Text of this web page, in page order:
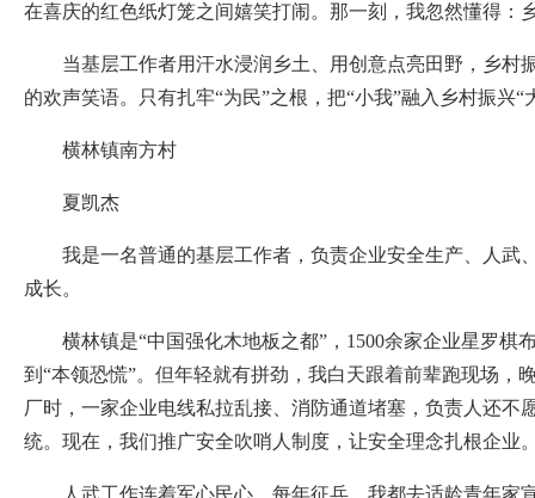
在喜庆的红色纸灯笼之间嬉笑打闹。那一刻，我忽然懂得
当基层工作者用汗水浸润乡土、用创意点亮田野，乡
的欢声笑语。只有扎牢“为民”之根，把“小我”融入乡村振兴
横林镇南方村
夏凯杰
我是一名普通的基层工作者，负责企业安全生产、人武
成长。
横林镇是“中国强化木地板之都”，1500余家企业星罗
到“本领恐慌”。但年轻就有拼劲，我白天跟着前辈跑现场，
厂时，一家企业电线私拉乱接、消防通道堵塞，负责人还不
统。现在，我们推广安全吹哨人制度，让安全理念扎根企业
人武工作连着军心民心。每年征兵，我都去适龄青年